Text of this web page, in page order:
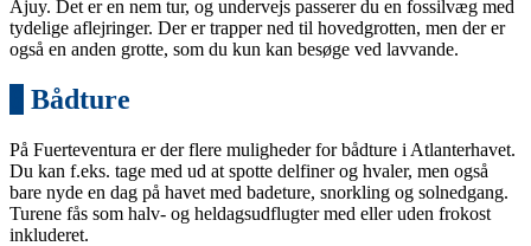
Ajuy. Det er en nem tur, og undervejs passerer du en fossilvæg med
tydelige aflejringer. Der er trapper ned til hovedgrotten, men der er
også en anden grotte, som du kun kan besøge ved lavvande.
Bådture
På Fuerteventura er der flere muligheder for bådture i Atlanterhavet.
Du kan f.eks. tage med ud at spotte delfiner og hvaler, men også
bare nyde en dag på havet med badeture, snorkling og solnedgang.
Turene fås som halv- og heldagsudflugter med eller uden frokost
inkluderet.